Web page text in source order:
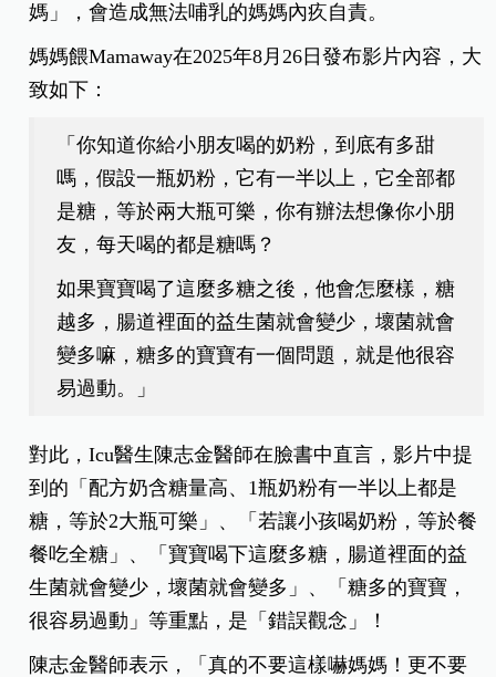
媽」，會造成無法哺乳的媽媽內疚自責。
媽媽餵Mamaway在2025年8月26日發布影片內容，大
致如下：
「你知道你給小朋友喝的奶粉，到底有多甜
嗎，假設一瓶奶粉，它有一半以上，它全部都
是糖，等於兩大瓶可樂，你有辦法想像你小朋
友，每天喝的都是糖嗎？
如果寶寶喝了這麼多糖之後，他會怎麼樣，糖
越多，腸道裡面的益生菌就會變少，壞菌就會
變多嘛，糖多的寶寶有一個問題，就是他很容
易過動。」
對此，Icu醫生陳志金醫師在臉書中直言，影片中提
到的「配方奶含糖量高、1瓶奶粉有一半以上都是
糖，等於2大瓶可樂」、「若讓小孩喝奶粉，等於餐
餐吃全糖」、「寶寶喝下這麼多糖，腸道裡面的益
生菌就會變少，壞菌就會變多」、「糖多的寶寶，
很容易過動」等重點，是「錯誤觀念」！
陳志金醫師表示，「真的不要這樣嚇媽媽！更不要